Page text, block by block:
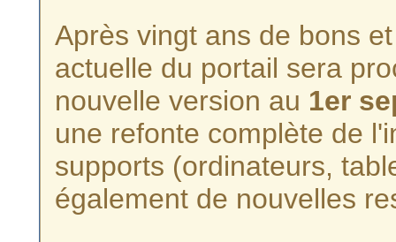
Après vingt ans de bons
actuelle du portail sera
nouvelle version au 1er
une refonte complète de
supports (ordinateurs,
également de nouvelles